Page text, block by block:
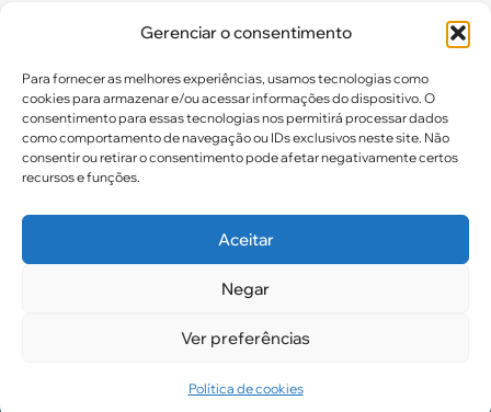
Gerenciar o consentimento
Para fornecer as melhores experiências, usamos tecnologias como
cookies para armazenar e/ou acessar informações do dispositivo. O
consentimento para essas tecnologias nos permitirá processar dados
como comportamento de navegação ou IDs exclusivos neste site. Não
consentir ou retirar o consentimento pode afetar negativamente certos
recursos e funções.
Aceitar
Negar
Ver preferências
Política de cookies
Links úteis
Certidão de Quitação Eleitoral
Parceiros CREF16